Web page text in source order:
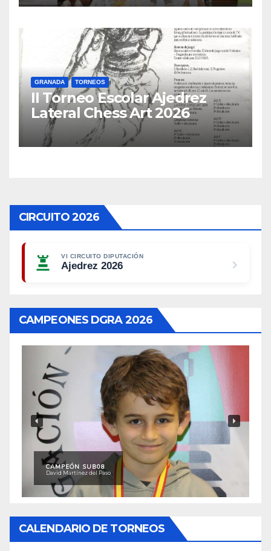
GRANADA TORNEOS
II Torneo Escolar Ajedrez
Lateral Chess Art 2026
CIRCUITO 2026
VI CIRCUITO DIPUTACIÓN
Ajedrez 2026
CAMPEONES DGRA 2026
CAMPEÓN SUB08
David Martínez del Paso
CALENDARIO DE TORNEOS